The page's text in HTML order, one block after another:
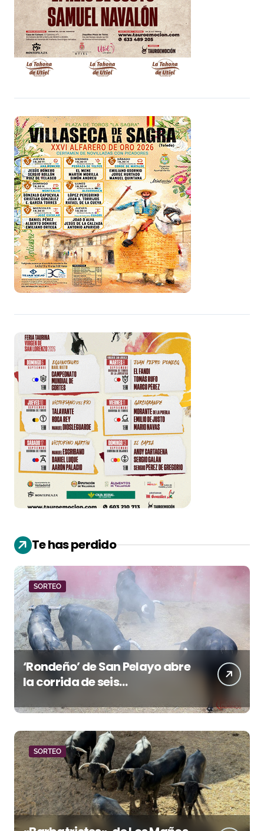
Te has perdido
SORTEO
‘Rondeño’ de San Pelayo abre
la corrida de seis
Santa María esta noche
SORTEO